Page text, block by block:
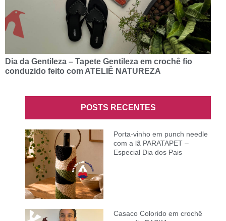
Dia da Gentileza – Tapete Gentileza em crochê fio
conduzido feito com ATELIÊ NATUREZA
POSTS RECENTES
Porta-vinho em punch needle
com a lã PARATAPET –
Especial Dia dos Pais
Casaco Colorido em crochê